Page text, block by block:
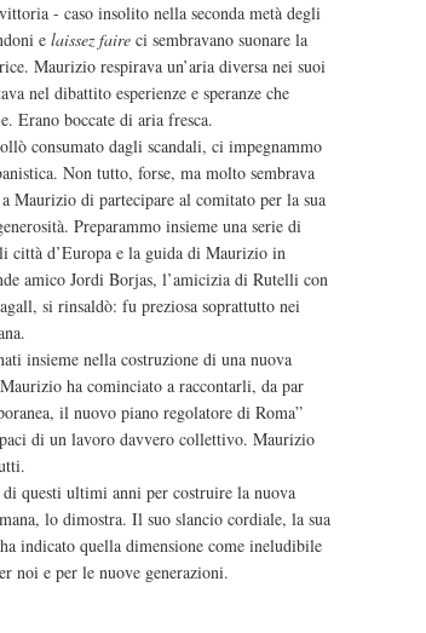
- caso insolito nella seconda metà degli
e laissez faire ci sembravano suonare la
Maurizio respirava un’aria diversa nei suoi
nel dibattito esperienze e speranze che
Erano boccate di aria fresca.
consumato dagli scandali, ci impegnammo
Non tutto, forse, ma molto sembrava
Maurizio di partecipare al comitato per la sua
Preparammo insieme una serie di
città d’Europa e la guida di Maurizio in
amico Jordi Borjas, l’amicizia di Rutelli con
si rinsaldò: fu preziosa soprattutto nei
insieme nella costruzione di una nuova
ha cominciato a raccontarli, da par
il nuovo piano regolatore di Roma”
di un lavoro davvero collettivo. Maurizio
questi ultimi anni per costruire la nuova
lo dimostra. Il suo slancio cordiale, la sua
indicato quella dimensione come ineludibile
noi e per le nuove generazioni.